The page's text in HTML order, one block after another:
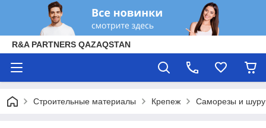
R&A PARTNERS QAZAQSTAN
Строительные материалы Крепеж Саморезы и